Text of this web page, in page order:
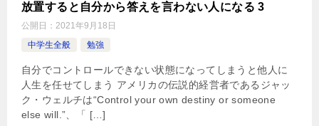
放置すると自分から答えを言わない人になる 3
公開日： 2021年9月18日
中学生全般
勉強
自分でコントロールできない状態になってしまうと他人に
人生を任せてしまう アメリカの伝説的経営者であるジャッ
ク・ウェルチは“Control your own destiny or someone
else will.”、「 […]